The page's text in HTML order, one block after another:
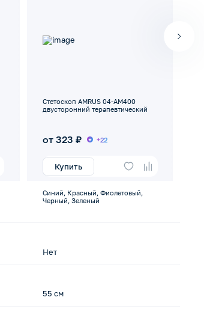
Стетоскоп AMRUS 04-АМ400
двусторонний терапевтический
от 323 ₽ +22
Купить
Синий, Красный, Фиолетовый,
Черный, Зеленый
Нет
55 см